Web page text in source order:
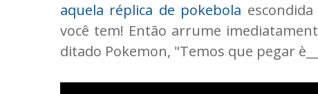
aquela réplica de pokebola
você tem! Então arrume
ditado Pokemon, "Temos que pegar